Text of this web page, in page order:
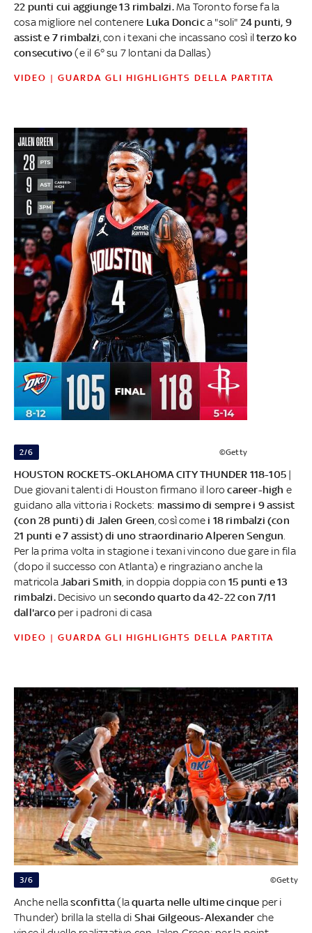
22 punti cui aggiunge 13 rimbalzi.Ma Toronto forse fa la
cosa migliore nel contenere Luka Doncica "soli" 24 punti, 9
assist e 7 rimbalzi , con i texani che incassano così ilterzo ko
consecutivo(e il 6° su 7 lontani da Dallas)
VIDEO | GUARDA GLI HIGHLIGHTS DELLA PARTITA
2/6 ©Getty
HOUSTON ROCKETS-OKLAHOMA CITY THUNDER 118-105 |
Due giovani talenti di Houston firmano il lorocareer-high e
guidano alla vittoria i Rockets: massimo di sempre i 9 assist
(con 28 punti) di Jalen Green , così come i 18 rimbalzi (con
21 punti e 7 assist) di uno straordinario Alperen Sengun
Per la prima volta in stagione i texani vincono due gare in fila
(dopo il successo con Atlanta) e ringraziano anche la
matricola Jabari Smith , in doppia doppia con15 punti e 13
rimbalzi.Decisivo unsecondo quarto da 42-22 con 7/11
dall'arcoper i padroni di casa
VIDEO | GUARDA GLI HIGHLIGHTS DELLA PARTITA
3/6 ©Getty
Anche nellasconfitta(laquarta nelle ultime cinque per i
Thunder) brilla la stella di Shai Gilgeous-Alexander che